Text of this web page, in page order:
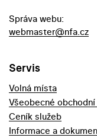
Správa webu:
webmaster@nfa.cz
Servis
Volná místa
Všeobecné
Ceník služeb
Informace a